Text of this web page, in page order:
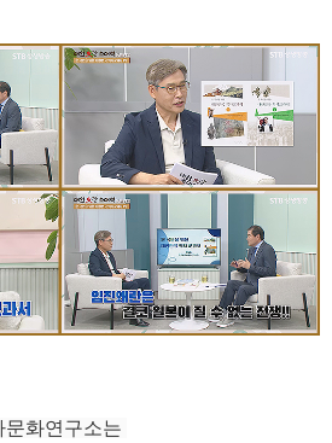
문화연구소는